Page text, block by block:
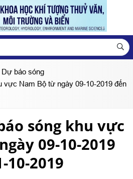
Dự báo sóng
vực Nam Bộ từ ngày 09-10-2019 đến
sóng khu vực
09-10-2019
10-2019